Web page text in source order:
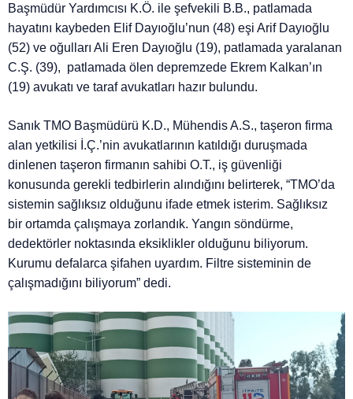
Başmüdür Yardımcısı K.Ö. ile şefvekili B.B., patlamada
hayatını kaybeden Elif Dayıoğlu’nun (48) eşi Arif Dayıoğlu
(52) ve oğulları Ali Eren Dayıoğlu (19), patlamada yaralanan
C.Ş. (39), patlamada ölen depremzede Ekrem Kalkan’ın
(19) avukatı ve taraf avukatları hazır bulundu.
Sanık TMO Başmüdürü K.D., Mühendis A.S., taşeron firma
alan yetkilisi İ.Ç.’nin avukatlarının katıldığı duruşmada
dinlenen taşeron firmanın sahibi O.T., iş güvenliği
konusunda gerekli tedbirlerin alındığını belirterek, “TMO’da
sistemin sağlıksız olduğunu ifade etmek isterim. Sağlıksız
bir ortamda çalışmaya zorlandık. Yangın söndürme,
dedektörler noktasında eksiklikler olduğunu biliyorum.
Kurumu defalarca şifahen uyardım. Filtre sisteminin de
çalışmadığını biliyorum” dedi.